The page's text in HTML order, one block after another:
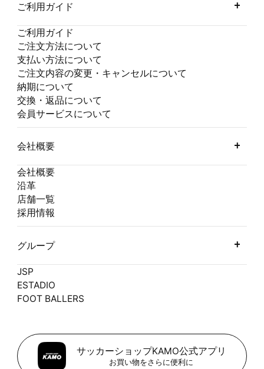
ご利用ガイド
ご利用ガイド
ご注文方法について
支払い方法について
ご注文内容の変更・キャンセルについて
納期について
交換・返品について
会員サービスについて
会社概要
会社概要
沿革
店舗一覧
採用情報
グループ
JSP
ESTADIO
FOOT BALLERS
サッカーショップKAMO公式アプリ
お買い物をさらに便利に